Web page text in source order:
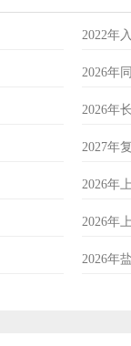
2022年
2026年
2026年
2027年
2026年
2026年
2026年